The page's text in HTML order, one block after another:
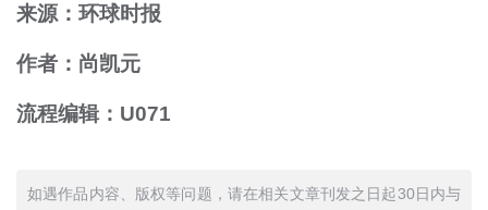
来源：环球时报
作者：尚凯元
流程编辑：U071
如遇作品内容、版权等问题，请在相关文章刊发之日起30日内与